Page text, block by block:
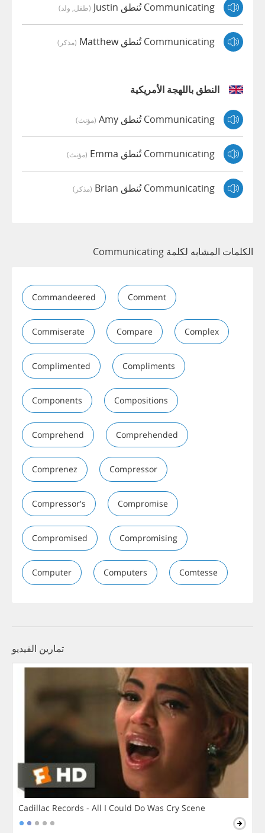
Communicating تُنطق Justin (طفل, ولد)
Communicating تُنطق Matthew (مذكر)
النطق باللهجة الأمريكية
Communicating تُنطق Amy (مؤنث)
Communicating تُنطق Emma (مؤنث)
Communicating تُنطق Brian (مذكر)
الكلمات المشابه لكلمة Communicating
Commandeered Comment
Commiserate Compare Complex
Complimented Compliments
Components Compositions
Comprehend Comprehended
Comprenez Compressor
Compressor's Compromise
Compromised Compromising
Computer Computers Comtesse
تمارين الفيديو
Cadillac Records - All I Could Do Was Cry Scene